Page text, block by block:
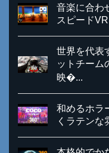
音楽に合わ
スピードVR
世界を代表
ットチーム
映�...
和めるホラ
くラテンな